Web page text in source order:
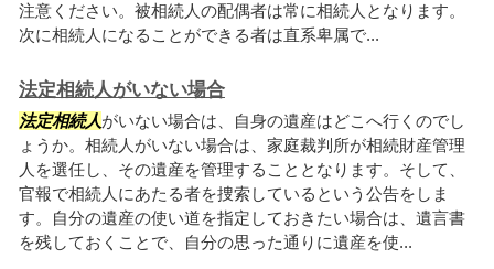
注意ください。被相続人の配偶者は常に相続人となります。
次に相続人になることができる者は直系卑属で...
法定相続人がいない場合
法定相続人がいない場合は、自身の遺産はどこへ行くのでし
ょうか。相続人がいない場合は、家庭裁判所が相続財産管理
人を選任し、その遺産を管理することとなります。そして、
官報で相続人にあたる者を捜索しているという公告をしま
す。自分の遺産の使い道を指定しておきたい場合は、遺言書
を残しておくことで、自分の思った通りに遺産を使...